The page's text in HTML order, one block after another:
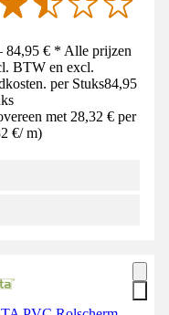
€ * Alle prijzen
BTW en excl.
per Stuks84,95
met 28,32 € per
€/ m)